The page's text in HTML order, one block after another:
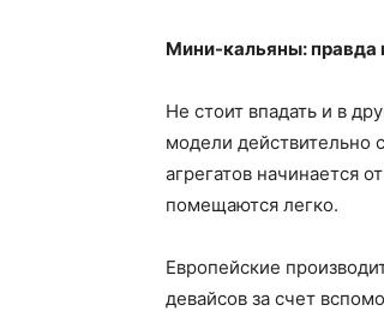
Мини-кальяны:
Не стоит впадать и в
модели действительно
агрегатов начинается
помещаются легко.
Европейские
девайсов за счет